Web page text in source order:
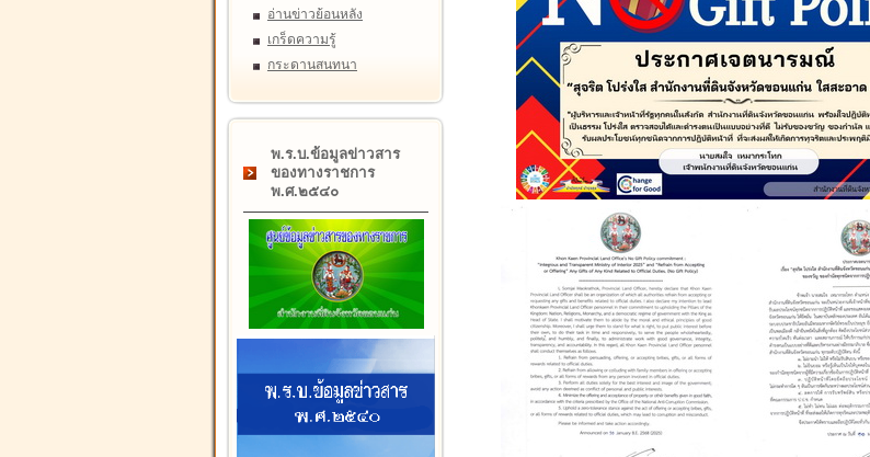
อ่านข่าวย้อนหลัง
เกร็ดความรู้
กระดานสนทนา
พ.ร.บ.ข้อมูลข่าวสาร
ของทางราชการ
พ.ศ.๒๕๔๐